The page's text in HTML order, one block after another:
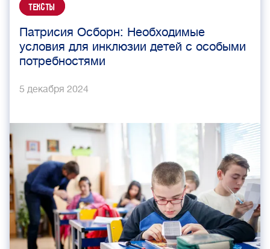
Тексты
Патрисия Осборн: Необходимые
условия для инклюзии детей с особыми
потребностями
5 декабря 2024